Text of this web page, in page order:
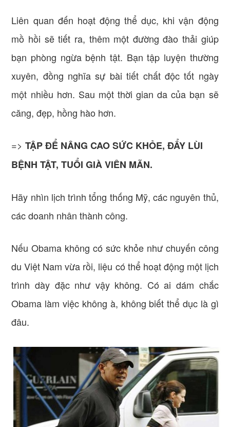
Liên quan đến hoạt động thể dục, khi vận động
mồ hồi sẽ tiết ra, thêm một đường đào thải giúp
bạn phòng ngừa bệnh tật. Bạn tập luyện thường
xuyên, đồng nghĩa sự bài tiết chất độc tốt ngày
một nhiều hơn. Sau một thời gian da của bạn sẽ
căng, đẹp, hồng hào hơn.
=>TẬP ĐỂ NÂNG CAO SỨC KHỎE, ĐẨY LÙI
BỆNH TẬT, TUỔI GIÀ VIÊN MÃN.
Hãy nhìn lịch trình tổng thống Mỹ, các nguyên thủ,
các doanh nhân thành công.
Nếu Obama không có sức khỏe như chuyến công
du Việt Nam vừa rồi, liệu có thể hoạt động một lịch
trình dày đặc như vậy không. Có ai dám chắc
Obama làm việc không à, không biết thể dục là gì
đâu.